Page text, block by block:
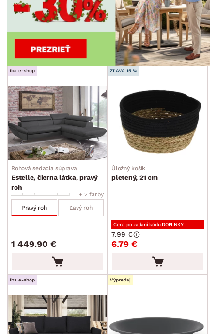
Iba e-shop
Rohová sedacia súprava
Estelle, čierna látka, pravý
roh
+ 2 farby
Pravý roh
Ľavý roh
1 449.90 €
ZĽAVA 15 %
Úložný košík
pletený, 21 cm
Cena po zadaní kódu DOPLNKY
6.79 €
7.99 €
Iba e-shop Výpredaj